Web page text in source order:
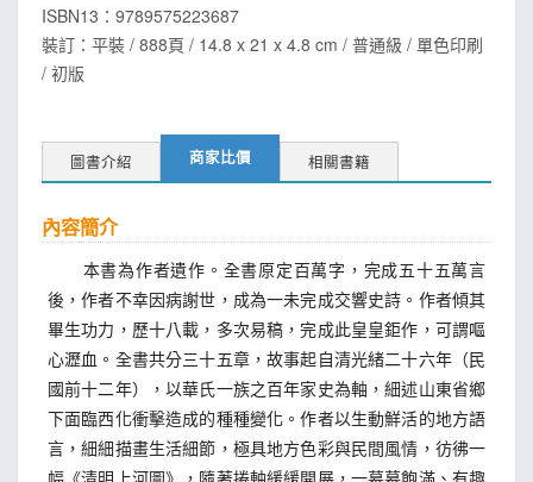
ISBN13： 9789575223687
裝訂：平裝 / 888頁 / 14.8 x 21 x 4.8 cm / 普通級 / 單色印刷
/ 初版
圖書介紹 商家比價 相關書籍
內容簡介
本書為作者遺作。全書原定百萬字，完成五十五萬言
後，作者不幸因病謝世，成為一未完成交響史詩。作者傾其
畢生功力，歷十八載，多次易稿，完成此皇皇鉅作，可謂嘔
心瀝血。全書共分三十五章，故事起自清光緒二十六年（民
國前十二年），以華氏一族之百年家史為軸，細述山東省鄉
下面臨西化衝擊造成的種種變化。作者以生動鮮活的地方語
言，細細描畫生活細節，極具地方色彩與民間風情，彷彿一
幅《清明上河圖》，隨著捲軸緩緩開展，一幕幕飽滿、有趣